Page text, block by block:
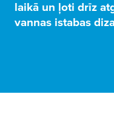
laikā un ļoti drīz
vannas istabas